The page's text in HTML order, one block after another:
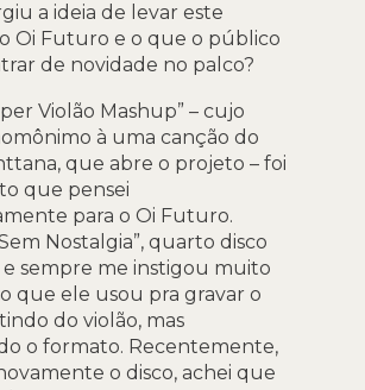
a ideia de levar este
Oi Futuro e o que o público
de novidade no palco?
Violão Mashup” – cujo
à uma canção do
que abre o projeto – foi
que pensei
para o Oi Futuro.
Nostalgia”, quarto disco
e sempre me instigou muito
que ele usou pra gravar o
do violão, mas
o formato. Recentemente,
o disco, achei que